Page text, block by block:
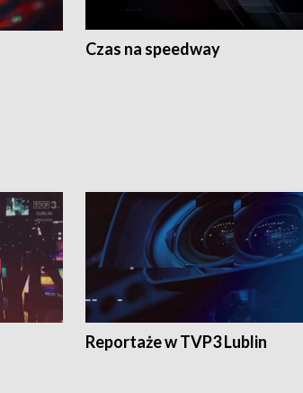
Czas na speedway
Reportaże w TVP3 Lublin